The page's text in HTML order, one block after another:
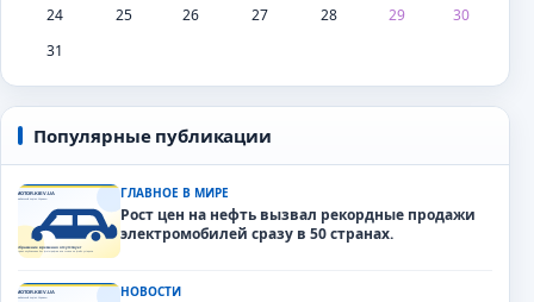
24
25 26 27 28 29
30
31
Популярные публикации
ГЛАВНОЕ В МИРЕ
Рост цен на нефть вызвал рекордные продажи
электромобилей сразу в 50 странах.
НОВОСТИ